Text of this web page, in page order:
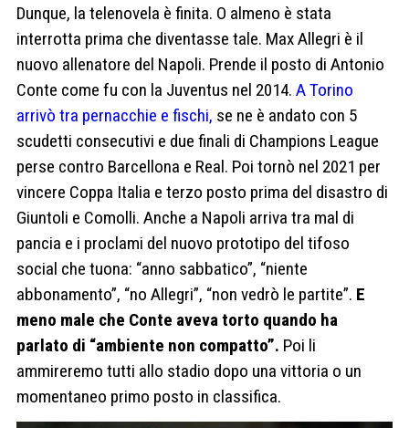
Dunque, la telenovela è finita. O almeno è stata
interrotta prima che diventasse tale. Max Allegri è il
nuovo allenatore del Napoli. Prende il posto di Antonio
Conte come fu con la Juventus nel 2014. A Torino
arrivò tra pernacchie e fischi, se ne è andato con 5
scudetti consecutivi e due finali di Champions League
perse contro Barcellona e Real. Poi tornò nel 2021 per
vincere Coppa Italia e terzo posto prima del disastro di
Giuntoli e Comolli. Anche a Napoli arriva tra mal di
pancia e i proclami del nuovo prototipo del tifoso
social che tuona: “anno sabbatico”, “niente
abbonamento”, “no Allegri”, “non vedrò le partite”. E
meno male che Conte aveva torto quando ha
parlato di “ambiente non compatto”. Poi li
ammireremo tutti allo stadio dopo una vittoria o un
momentaneo primo posto in classifica.